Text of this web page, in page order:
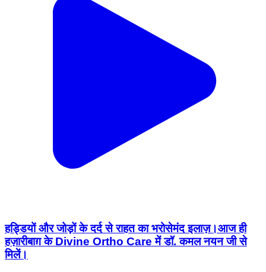
हड्डियों और जोड़ों के दर्द से राहत का भरोसेमंद इलाज़।आज ही
हज़ारीबाग़ के Divine Ortho Care में डॉ. कमल नयन जी से
मिलें।